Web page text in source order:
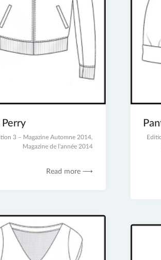
3 – Magazine Automne 2014,
Magazine de l'année 2014
Read more ⟶
23